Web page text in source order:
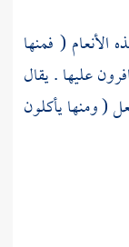
الأنعام ( فمنها
عليها . يقال
( ومنها يأكلون